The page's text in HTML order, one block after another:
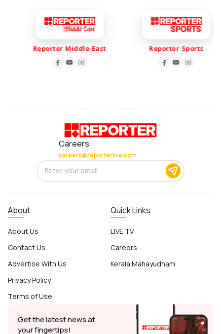
Reporter Middle East Reporter Sports
Careers
careers@reporterlive.com
About
About Us
Contact Us
Advertise With Us
Privacy Policy
Terms of Use
Quick Links
LIVE TV
Careers
Kerala Mahayudham
Get the latest news at
your fingertips!